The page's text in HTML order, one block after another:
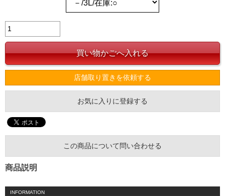
店舗取り置きを依頼する
お気に入りに登録する
この商品について問い合わせる
商品説明
INFORMATION